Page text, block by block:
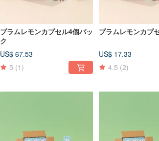
プラムレモンカプセル4個パッ
ク
US$ 67.53
5 (1)
プラムレモンカプ
US$ 17.33
4.5 (2)